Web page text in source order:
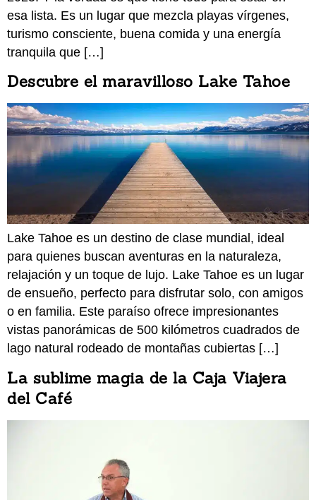
esa lista. Es un lugar que mezcla playas vírgenes,
turismo consciente, buena comida y una energía
tranquila que […]
Descubre el maravilloso Lake Tahoe
Lake Tahoe es un destino de clase mundial, ideal
para quienes buscan aventuras en la naturaleza,
relajación y un toque de lujo. Lake Tahoe es un lugar
de ensueño, perfecto para disfrutar solo, con amigos
o en familia. Este paraíso ofrece impresionantes
vistas panorámicas de 500 kilómetros cuadrados de
lago natural rodeado de montañas cubiertas […]
La sublime magia de la Caja Viajera
del Café